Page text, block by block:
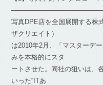
写真DPE店を全国展開する株
ザクリエイト）
は2010年2月、「マスターデ
みを本格的にスタ
ートさせた。同社の狙いは、
いった“ITあ